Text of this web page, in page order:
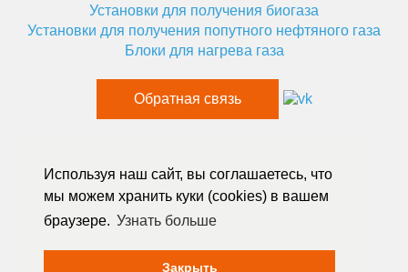
Используя наш сайт, вы соглашаетесь, что
мы можем хранить куки (cookies) в вашем
браузере. Узнать больше
Закрыть
Установки для получения биогаза
Установки для получения попутного нефтяного газа
Блоки для нагрева газа
Обратная связь
c 8:00 до 18:00, Пн-Пт